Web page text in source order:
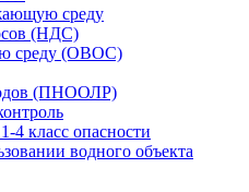
среду
(НДС)
среду (ОВОС)
(ПНООЛР)
4 класс опасности
водного объекта